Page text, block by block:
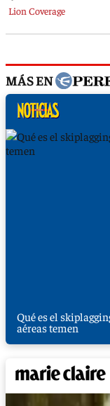
MÁS EN
Qué es el
aéreas temen